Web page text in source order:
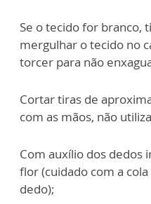
Se o tecido for branco,
mergulhar o tecido no
torcer para não
Cortar tiras de
com as mãos, não
Com auxílio dos dedos
flor (cuidado com a
dedo);